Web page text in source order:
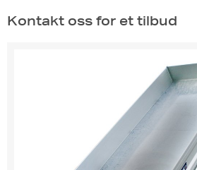
Kontakt oss for et tilbud